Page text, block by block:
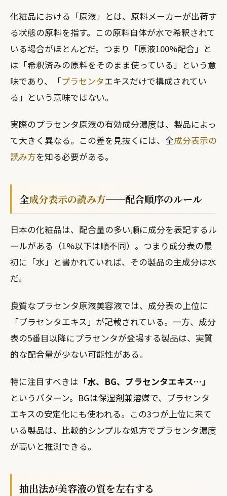
化粧品における「原液」とは、原料メーカーが出荷す
る状態の原料を指す。この原料自体が水で希釈されて
いる場合がほとんどだ。つまり「原液100%配合」と
は「希釈済みの原料をそのまま使っている」という意
味であり、「プラセンタエキスだけで構成されてい
る」という意味ではない。
実際のプラセンタ原液の有効成分濃度は、製品によっ
て大きく異なる。この差を見抜くには、全成分表示の
読み方を知る必要がある。
全成分表示の読み方──配合順序のルール
日本の化粧品は、配合量の多い順に成分を表記するル
ールがある（1%以下は順不同）。つまり成分表の最
初に「水」と書かれていれば、その製品の主成分は水
だ。
良質なプラセンタ原液美容液では、成分表の上位に
「プラセンタエキス」が記載されている。一方、成分
表の5番目以降にプラセンタが登場する製品は、実質
的な配合量が少ない可能性がある。
特に注目すべきは 「水、BG、プラセンタエキス…」
というパターン。BGは保湿剤兼溶媒で、プラセンタ
エキスの安定化にも使われる。この3つが上位に来て
いる製品は、比較的シンプルな処方でプラセンタ濃度
が高いと推測できる。
抽出法が美容液の質を左右する